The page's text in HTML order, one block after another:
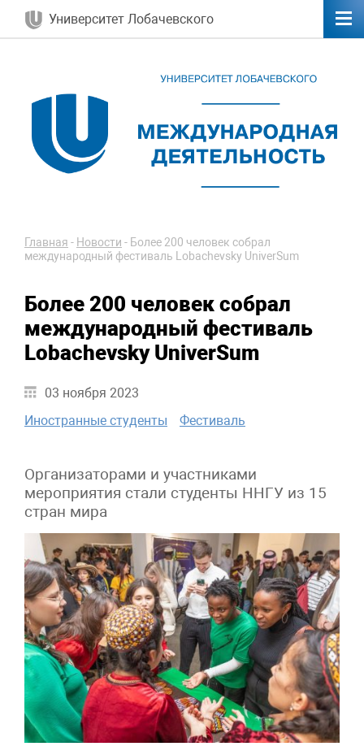
Университет Лобачевского
Главная - Новости - Более 200 человек собрал
международный фестиваль Lobachevsky UniverSum
Более 200 человек собрал
международный фестиваль
Lobachevsky UniverSum
03 ноября 2023
Иностранные студенты
Фестиваль
Организаторами и участниками
мероприятия стали студенты ННГУ из 15
стран мира